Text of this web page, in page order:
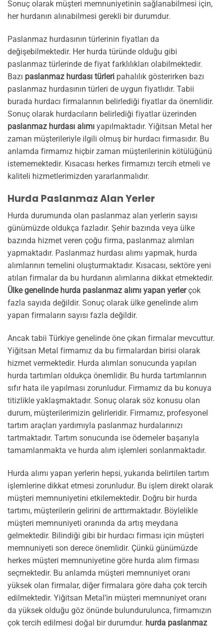
Sonuç olarak müşteri memnuniyetinin sağlanabilmesi için,
her hurdanın alınabilmesi gerekli bir durumdur.
Paslanmaz hurdasının türlerinin fiyatları da
değişebilmektedir. Her hurda türünde olduğu gibi
paslanmaz türlerinde de fiyat farklılıkları olabilmektedir.
Bazı paslanmaz hurdası türleri pahalılık gösterirken bazı
paslanmaz hurdasının türleri de uygun fiyatlıdır. Tabii
burada hurdacı firmalarının belirlediği fiyatlar da önemlidir.
Sonuç olarak hurdacıların belirlediği fiyatlar üzerinden
paslanmaz hurdası alımı yapılmaktadır. Yiğitsan Metal her
zaman müşterileriyle ilgili olmuş bir hurdacı firmasıdır. Bu
anlamda firmamız hiçbir zaman müşterilerinin kötülüğünü
istememektedir. Kısacası herkes firmamızı tercih etmeli ve
kaliteli hizmetlerimizden yararlanmalıdır.
Hurda Paslanmaz Alan Yerler
Hurda durumunda olan paslanmaz alan yerlerin sayısı
günümüzde oldukça fazladır. Şehir bazında veya ülke
bazında hizmet veren çoğu firma, paslanmaz alımları
yapmaktadır. Paslanmaz hurdası alımı yapmak, hurda
alımlarının temelini oluşturmaktadır. Kısacası, sektöre yeni
atılan firmalar da bu hurdanın alımlarına dikkat etmektedir.
Ülke genelinde hurda paslanmaz alımı yapan yerlerçok
fazla sayıda değildir. Sonuç olarak ülke genelinde alım
yapan firmaların sayısı fazla değildir.
Ancak tabii Türkiye genelinde öne çıkan firmalar mevcuttur.
Yiğitsan Metal firmamız da bu firmalardan birisi olarak
hizmet vermektedir. Hurda alımları sonucunda yapılan
hurda tartımları oldukça önemlidir. Bu hurda tartımlarının
sıfır hata ile yapılması zorunludur. Firmamız da bu konuya
titizlikle yaklaşmaktadır. Sonuç olarak söz konusu olan
durum, müşterilerimizin gelirleridir. Firmamız, profesyonel
tartım araçları yardımıyla paslanmaz hurdalarınızı
tartmaktadır. Tartım sonucunda ise ödemeler başarıyla
tamamlanmakta ve hurda alım işlemleri sonlanmaktadır.
Hurda alımı yapan yerlerin hepsi, yukarıda belirtilen tartım
işlemlerine dikkat etmesi zorunludur. Bu işlem direkt olarak
müşteri memnuniyetini etkilemektedir. Doğru bir hurda
tartımı, müşterilerin gelirini de arttırmaktadır. Böylelikle
müşteri memnuniyeti oranında da artış meydana
gelmektedir. Bilindiği gibi bir hurdacı firması için müşteri
memnuniyeti son derece önemlidir. Çünkü günümüzde
herkes müşteri memnuniyetine göre hurda alım firması
seçmektedir. Bu anlamda müşteri memnuniyet oranı
yüksek olan firmalar, diğer firmalara göre daha çok tercih
edilmektedir. Yiğitsan Metal’in müşteri memnuniyet oranı
da yüksek olduğu göz önünde bulundurulunca, firmamızın
çok tercih edilmesi doğal bir durumdur. hurda paslanmaz